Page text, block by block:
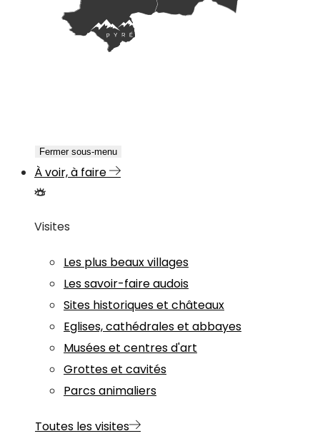
Fermer sous-menu
À voir, à faire
Visites
Les plus beaux villages
Les savoir-faire audois
Sites historiques et châteaux
Eglises, cathédrales et abbayes
Musées et centres d'art
Grottes et cavités
Parcs animaliers
Toutes les visites